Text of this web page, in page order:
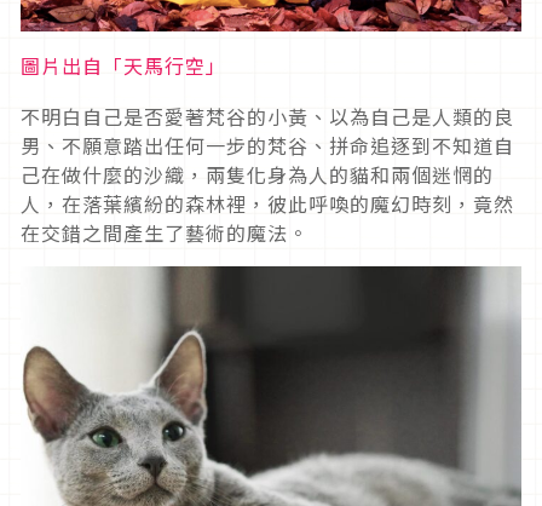
圖片出自「天馬行空」
不明白自己是否愛著梵谷的小黃、以為自己是人類的良
男、不願意踏出任何一步的梵谷、拼命追逐到不知道自
己在做什麼的沙織，兩隻化身為人的貓和兩個迷惘的
人，在落葉繽紛的森林裡，彼此呼喚的魔幻時刻，竟然
在交錯之間產生了藝術的魔法。